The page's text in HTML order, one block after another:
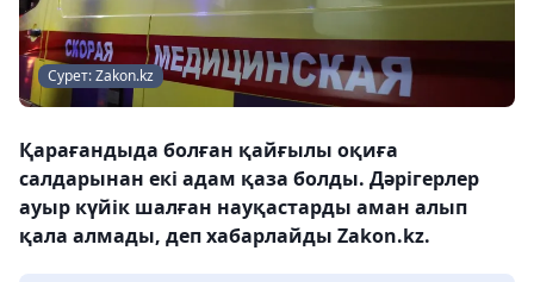
Сурет: Zakon.kz
Қарағандыда болған қайғылы оқиға
салдарынан екі адам қаза болды. Дәрігерлер
ауыр күйік шалған науқастарды аман алып
қала алмады, деп хабарлайды Zakon.kz.